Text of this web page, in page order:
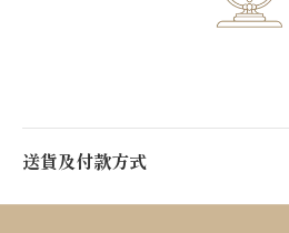
送貨及付款方式